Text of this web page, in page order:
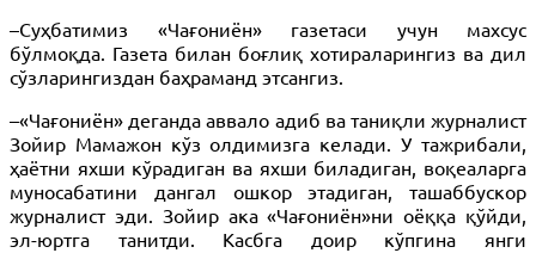
–Суҳбатимиз «Чағониён» газетаси учун махсус
бўлмоқда. Газета билан боғлиқ хотираларингиз ва дил
сўзларингиздан баҳраманд этсангиз.
–«Чағониён» деганда аввало адиб ва таниқли журналист
Зойир Мамажон кўз олдимизга келади. У тажрибали,
ҳаётни яхши кўрадиган ва яхши биладиган, воқеаларга
муносабатини дангал ошкор этадиган, ташаббускор
журналист эди. Зойир ака «Чағониён»ни оёққа қўйди,
эл-юртга танитди. Касбга доир кўпгина янги